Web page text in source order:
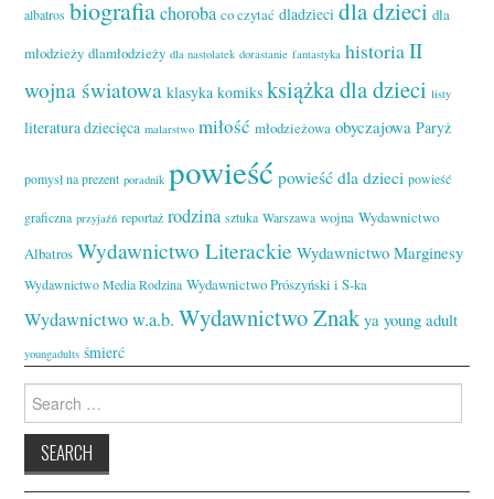
albatros biografia choroba co czytać dladzieci dla dzieci dla
młodzieży dlamłodzieży dla nastolatek dorastanie fantastyka historiaII
wojna światowa klasyka komiks książka dla dzieci listy
literatura dziecięca malarstwo miłość młodzieżowa obyczajowa Paryż
pomysł na prezent poradnik powieść powieść dla dzieci powieść
graficzna przyjaźń reportaż rodzina sztuka Warszawa wojna Wydawnictwo
Albatros Wydawnictwo Literackie Wydawnictwo Marginesy
Wydawnictwo Media Rodzina Wydawnictwo Prószyński i S-ka
Wydawnictwo w.a.b. Wydawnictwo Znak ya young adult
youngadults śmierć
Search
for: